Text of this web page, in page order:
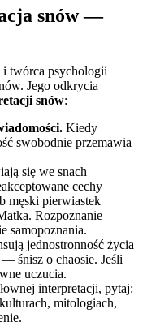
snów —
i twórca psychologii
Jego odkrycia
snów:
Kiedy
swobodnie przemawia
się we snach
cechy
męski pierwiastek
Rozpoznanie
samopoznania.
jednostronność życia
śnisz o chaosie. Jeśli
uczucia.
interpretacji, pytaj:
mitologiach,